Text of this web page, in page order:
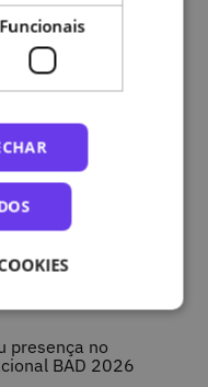
dos testes
no canal do
dúvidas em
Rui Ribeiro, gestor
os serviços
presença no
BAD 2026
Funcionais